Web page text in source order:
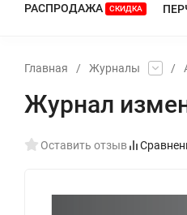
РАСПРОДАЖА СКИДКА
Главная / Журналы /
Журнал
Оставить отзыв